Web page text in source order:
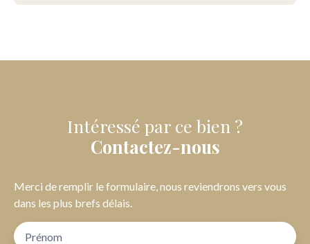
Intéressé par ce bien ?
Contactez-nous
Merci de remplir le formulaire, nous reviendrons vers vous
dans les plus brefs délais.
Prénom